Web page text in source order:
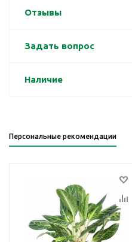
Отзывы
Задать вопрос
Наличие
Персональные рекомендации